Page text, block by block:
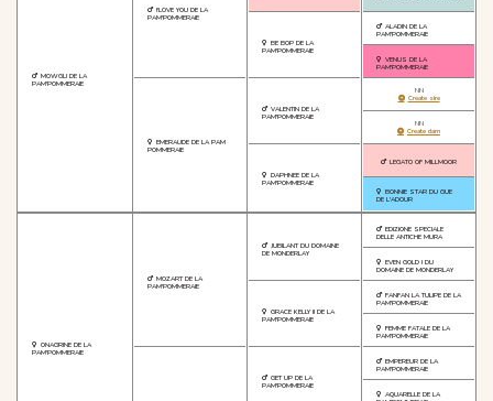
MOWGLI DE LA
PAM'POMMERAIE
I'LOVE YOU DE LA
PAM'POMMERAIE
EMERAUDE DE LA PAM
POMMERAIE
BE BOP DE LA
PAM'POMMERAIE
VALENTIN DE LA
PAM'POMMERAIE
DAPHNEE DE LA
PAM'POMMERAIE
ALADIN DE LA
PAM'POMMERAIE
VENUS DE LA
PAM'POMMERAIE
NN
Create sire
NN
Create dam
LEGATO OF MILLMOOR
BONNIE STAR DU GUE
DE L'ADOUR
ONAGRINE DE LA
PAM'POMMERAIE
MOZART DE LA
PAM'POMMERAIE
JUBILANT DU DOMAINE
DE MONDERLAY
GRACE KELLY II DE LA
PAM'POMMERAIE
GET UP DE LA
PAM'POMMERAIE
EDIZIONE SPECIALE
DELLE ANTICHE MURA
EVEN GOLD I DU
DOMAINE DE MONDERLAY
FANFAN LA TULIPE DE LA
PAM'POMMERAIE
FEMME FATALE DE LA
PAM'POMMERAIE
EMPEREUR DE LA
PAM'POMMERAIE
AQUARELLE DE LA